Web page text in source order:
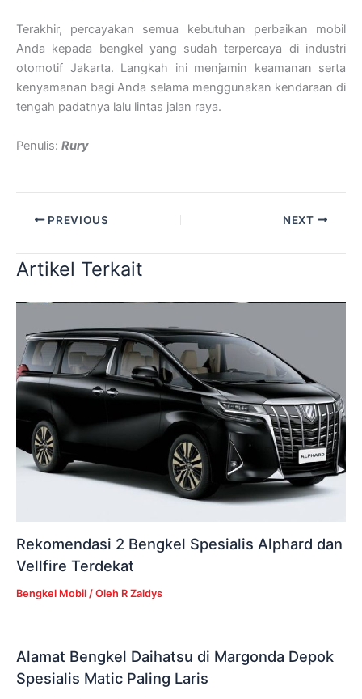
Terakhir, percayakan semua kebutuhan perbaikan mobil
Anda kepada bengkel yang sudah terpercaya di industri
otomotif Jakarta. Langkah ini menjamin keamanan serta
kenyamanan bagi Anda selama menggunakan kendaraan di
tengah padatnya lalu lintas jalan raya.
Penulis: Rury
PREVIOUS NEXT
Artikel Terkait
Rekomendasi 2 Bengkel Spesialis Alphard dan
Vellfire Terdekat
Bengkel Mobil / Oleh R Zaldys
Alamat Bengkel Daihatsu di Margonda Depok
Spesialis Matic Paling Laris